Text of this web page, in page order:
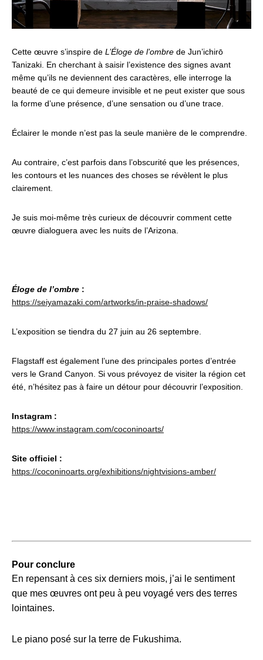
Cette œuvre s’inspire de L’Éloge de l’ombre de Jun’ichirō
Tanizaki. En cherchant à saisir l’existence des signes avant
même qu’ils ne deviennent des caractères, elle interroge la
beauté de ce qui demeure invisible et ne peut exister que sous
la forme d’une présence, d’une sensation ou d’une trace.
Éclairer le monde n’est pas la seule manière de le comprendre.
Au contraire, c’est parfois dans l’obscurité que les présences,
les contours et les nuances des choses se révèlent le plus
clairement.
Je suis moi-même très curieux de découvrir comment cette
œuvre dialoguera avec les nuits de l’Arizona.
Éloge de l’ombre :
https://seiyamazaki.com/artworks/in-praise-shadows/
L’exposition se tiendra du 27 juin au 26 septembre.
Flagstaff est également l’une des principales portes d’entrée
vers le Grand Canyon. Si vous prévoyez de visiter la région cet
été, n’hésitez pas à faire un détour pour découvrir l’exposition.
Instagram :
https://www.instagram.com/coconinoarts/
Site officiel :
https://coconinoarts.org/exhibitions/nightvisions-amber/
Pour conclure
En repensant à ces six derniers mois, j’ai le sentiment
que mes œuvres ont peu à peu voyagé vers des terres
lointaines.
Le piano posé sur la terre de Fukushima.